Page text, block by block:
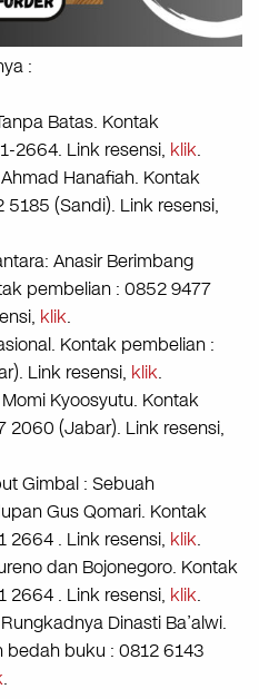
:
Batas. Kontak
2664. Link resensi, klik.
Hanafiah. Kontak
(Sandi). Link resensi,
Anasir Berimbang
pembelian : 0852 9477
klik.
Kontak pembelian :
Link resensi, klik.
Kyoosyutu. Kontak
2060 (Jabar). Link resensi,
Gimbal : Sebuah
Gus Qomari. Kontak
2664 . Link resensi, klik.
dan Bojonegoro. Kontak
2664 . Link resensi, klik.
Dinasti Ba’alwi.
buku : 0812 6143
.